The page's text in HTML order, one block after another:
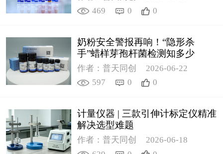
469
0 0
奶粉安全警报再响！“隐形杀
手”蜡样芽孢杆菌检测知多少
作者：普天同创
2026-06-22
597
0 0
计量仪器 | 三款引伸计标定仪精准
解决选型难题
作者：普天同创
2026-06-18